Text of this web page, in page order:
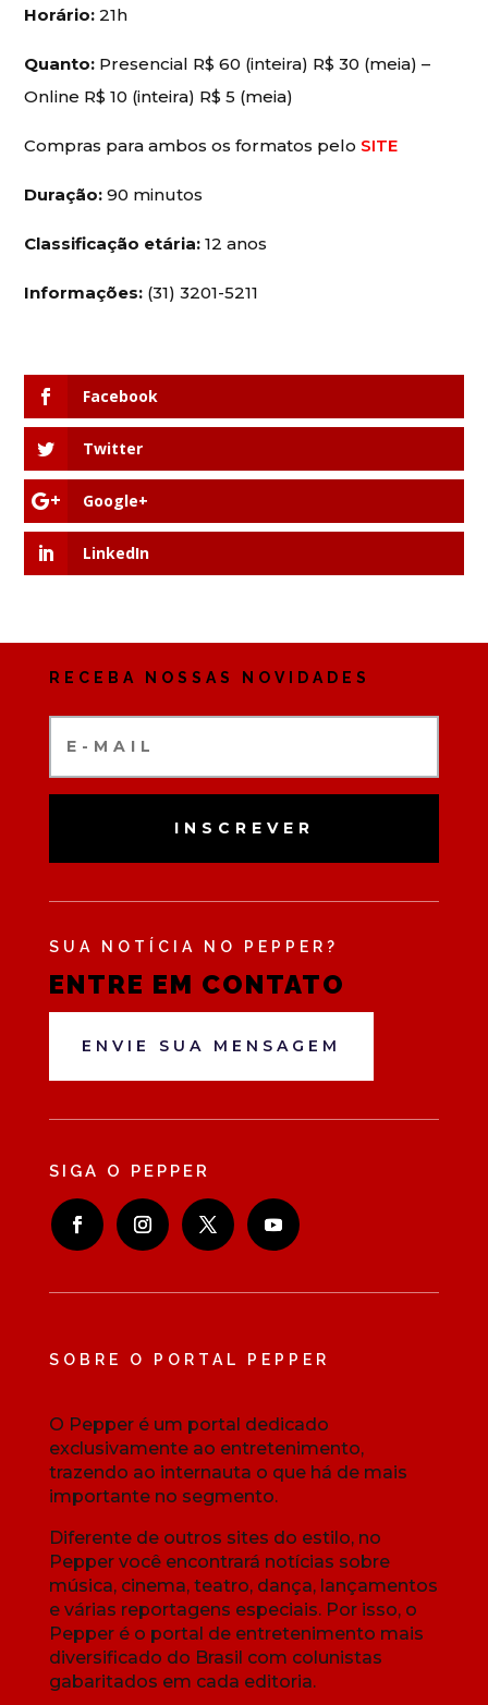
Horário: 21h
Quanto: Presencial R$ 60 (inteira) R$ 30 (meia) –
Online R$ 10 (inteira) R$ 5 (meia)
Compras para ambos os formatos pelo SITE
Duração: 90 minutos
Classificação etária: 12 anos
Informações: (31) 3201-5211
Facebook
Twitter
Google+
LinkedIn
RECEBA NOSSAS NOVIDADES
INSCREVER
SUA NOTÍCIA NO PEPPER?
ENTRE EM CONTATO
ENVIE SUA MENSAGEM
SIGA O PEPPER
SOBRE O PORTAL PEPPER
O Pepper é um portal dedicado
exclusivamente ao entretenimento,
trazendo ao internauta o que há de mais
importante no segmento.
Diferente de outros sites do estilo, no
Pepper você encontrará notícias sobre
música, cinema, teatro, dança, lançamentos
e várias reportagens especiais. Por isso, o
Pepper é o portal de entretenimento mais
diversificado do Brasil com colunistas
gabaritados em cada editoria.